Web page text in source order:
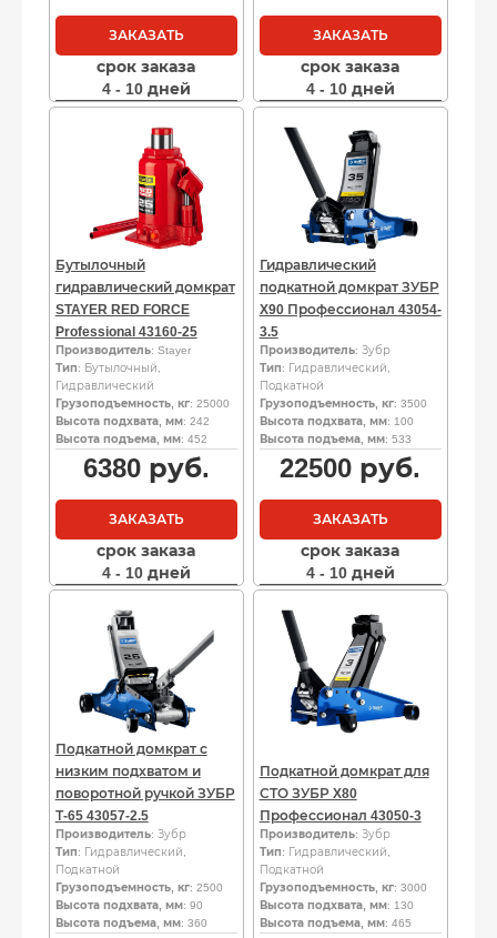
ЗАКАЗАТЬ
срок заказа
4 - 10 дней
ЗАКАЗАТЬ
срок заказа
4 - 10 дней
Бутылочный
гидравлический домкрат
STAYER RED FORCE
Professional 43160-25
Производитель: Stayer
Тип: Бутылочный,
Гидравлический
Грузоподъемность, кг: 25000
Высота подхвата, мм: 242
Высота подъема, мм: 452
6380руб.
ЗАКАЗАТЬ
срок заказа
4 - 10 дней
Гидравлический
подкатной домкрат ЗУБР
X90 Профессионал 43054-
3.5
Производитель: Зубр
Тип: Гидравлический,
Подкатной
Грузоподъемность, кг: 3500
Высота подхвата, мм: 100
Высота подъема, мм: 533
22500 руб.
ЗАКАЗАТЬ
срок заказа
4 - 10 дней
Подкатной домкрат с
низким подхватом и
поворотной ручкой ЗУБР
Т-65 43057-2.5
Производитель: Зубр
Тип: Гидравлический,
Подкатной
Грузоподъемность, кг: 2500
Высота подхвата, мм: 90
Высота подъема, мм: 360
Подкатной домкрат для
СТО ЗУБР X80
Профессионал 43050-3
Производитель: Зубр
Тип: Гидравлический,
Подкатной
Грузоподъемность, кг: 3000
Высота подхвата, мм: 130
Высота подъема, мм: 465